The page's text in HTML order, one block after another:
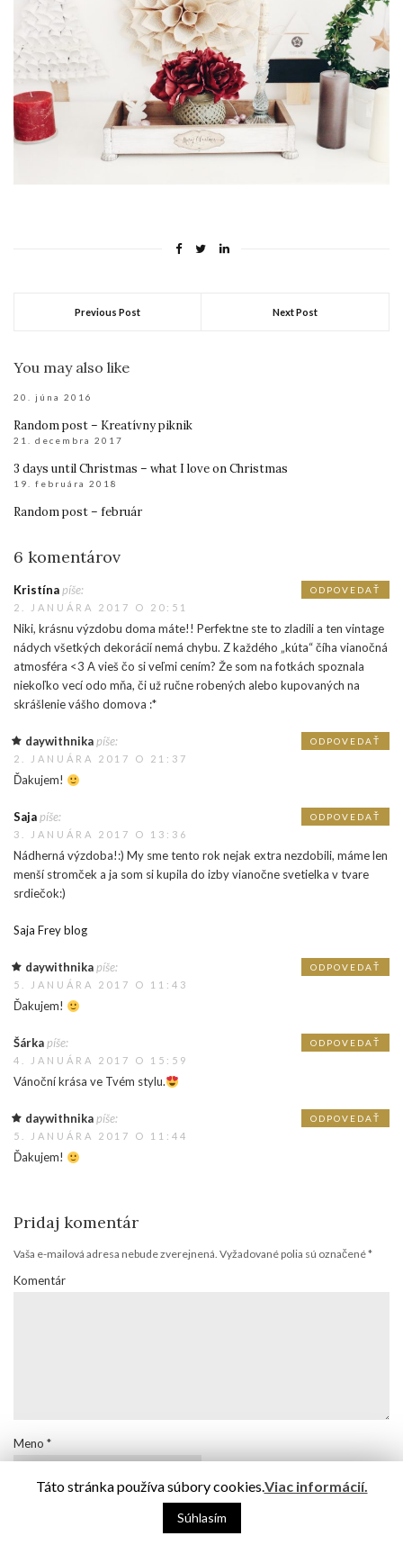
Previous Post Next Post
You may also like
20. júna 2016
Random post – Kreatívny piknik
21. decembra 2017
3 days until Christmas – what I love on Christmas
19. februára 2018
Random post – február
6 komentárov
Kristínapíše:
2. JANUÁRA 2017 O 20:51
Niki, krásnu výzdobu doma máte!! Perfektne ste to zladili a ten vintage
nádych všetkých dekorácií nemá chybu. Z každého „kúta“ číha vianočná
atmosféra <3 A vieš čo si veľmi cením? Že som na fotkách spoznala
niekoľko vecí odo mňa, či už ručne robených alebo kupovaných na
skrášlenie vášho domova :*
ODPOVEDAŤ
daywithnikapíše:
2. JANUÁRA 2017 O 21:37
Ďakujem!
ODPOVEDAŤ
Sajapíše:
3. JANUÁRA 2017 O 13:36
Nádherná výzdoba!:) My sme tento rok nejak extra nezdobili, máme len
menší stromček a ja som si kupila do izby vianočne svetielka v tvare
srdiečok:)
Saja Frey blog
ODPOVEDAŤ
daywithnikapíše:
5. JANUÁRA 2017 O 11:43
Ďakujem!
ODPOVEDAŤ
Šárkapíše:
4. JANUÁRA 2017 O 15:59
Vánoční krása ve Tvém stylu.
ODPOVEDAŤ
daywithnikapíše:
5. JANUÁRA 2017 O 11:44
Ďakujem!
ODPOVEDAŤ
Pridaj komentár
Vaša e-mailová adresa nebude zverejnená. Vyžadované polia sú označené*
Komentár
Meno *
Táto stránka používa súbory cookies.Viac informácií.
Súhlasím